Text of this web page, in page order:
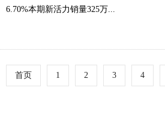
6.70%本期新活力销量325万...
首页 1 2 3 4